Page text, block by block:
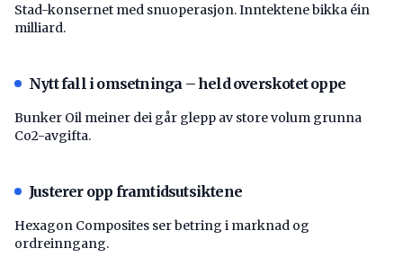
Stad-konsernet med snuoperasjon. Inntektene bikka éin
milliard.
Nytt fall i omsetninga – held overskotet oppe
Bunker Oil meiner dei går glepp av store volum grunna
Co2-avgifta.
Justerer opp framtidsutsiktene
Hexagon Composites ser betring i marknad og
ordreinngang.